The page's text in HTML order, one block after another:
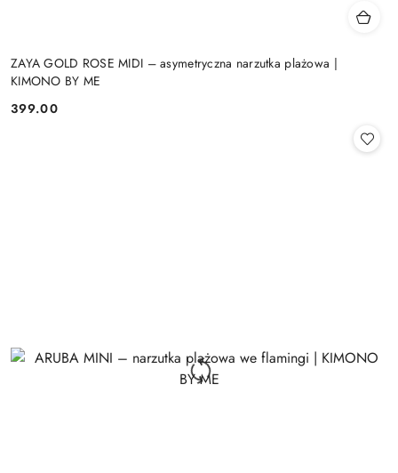
ZAYA GOLD ROSE MIDI – asymetryczna narzutka plażowa |
KIMONO BY ME
Cena:
399.00